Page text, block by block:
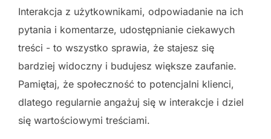
Interakcja z użytkownikami, odpowiadanie na ich
pytania i komentarze, udostępnianie ciekawych
treści - to wszystko sprawia, że stajesz się
bardziej widoczny i budujesz większe zaufanie.
Pamiętaj, że społeczność to potencjalni klienci,
dlatego regularnie angażuj się w interakcje i dziel
się wartościowymi treściami.